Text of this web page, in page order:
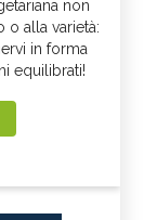
non
o alla varietà:
in forma
equilibrati!